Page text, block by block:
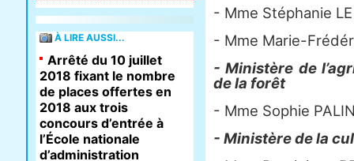
- Mme Stéphanie
- Mme Marie-
- Ministère de
de la forêt
- Mme Sophie
- Ministère de la
À LIRE AUSSI...
Arrêté du 10 juillet
2018 fixant le nombre
de places offertes en
2018 aux trois
concours d’entrée à
l’École nationale
d’administration